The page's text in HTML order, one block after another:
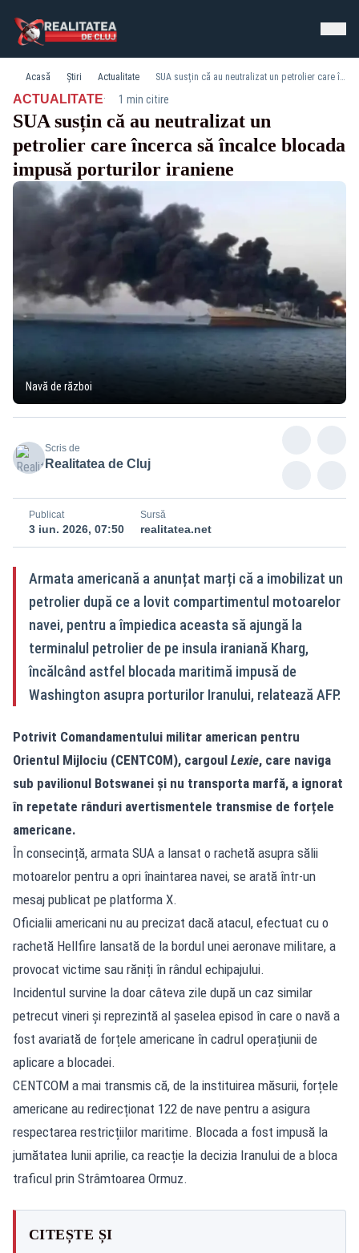
Acasă Știri Actualitate SUA susțin că au neutralizat un petrolier care încerca să încalce blocada impusă porturilor iraniene
ACTUALITATE· 1 min citire
SUA susțin că au neutralizat un
petrolier care încerca să încalce blocada
impusă porturilor iraniene
Navă de război
Scris de
Realitatea de Cluj
Publicat
3 iun. 2026, 07:50
Sursă
realitatea.net
Armata americană a anunțat marți că a imobilizat un
petrolier după ce a lovit compartimentul motoarelor
navei, pentru a împiedica aceasta să ajungă la
terminalul petrolier de pe insula iraniană Kharg,
încălcând astfel blocada maritimă impusă de
Washington asupra porturilor Iranului, relatează AFP.
Potrivit Comandamentului militar american pentru
Orientul Mijlociu (CENTCOM), cargoul Lexie, care naviga
sub pavilionul Botswanei și nu transporta marfă, a ignorat
în repetate rânduri avertismentele transmise de forțele
americane.
În consecință, armata SUA a lansat o rachetă asupra sălii
motoarelor pentru a opri înaintarea navei, se arată într-un
mesaj publicat pe platforma X.
Oficialii americani nu au precizat dacă atacul, efectuat cu o
rachetă Hellfire lansată de la bordul unei aeronave militare, a
provocat victime sau răniți în rândul echipajului.
Incidentul survine la doar câteva zile după un caz similar
petrecut vineri și reprezintă al șaselea episod în care o navă a
fost avariată de forțele americane în cadrul operațiunii de
aplicare a blocadei.
CENTCOM a mai transmis că, de la instituirea măsurii, forțele
americane au redirecționat 122 de nave pentru a asigura
respectarea restricțiilor maritime. Blocada a fost impusă la
jumătatea lunii aprilie, ca reacție la decizia Iranului de a bloca
traficul prin Strâmtoarea Ormuz.
CITEȘTE ȘI